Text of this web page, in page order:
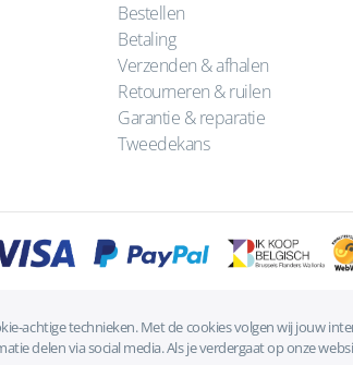
achtige technieken. Met de cookies volgen wij jouw
delen via social media. Als je verdergaat op onze
Bestellen
Betaling
Verzenden & afhalen
Retourneren & ruilen
Garantie & reparatie
Tweedekans
| Privacyverklaring |
Cookies